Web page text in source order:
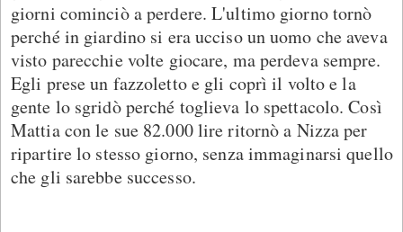
giorni cominciò a perdere. L'ultimo giorno tornò
perché in giardino si era ucciso un uomo che aveva
visto parecchie volte giocare, ma perdeva sempre.
Egli prese un fazzoletto e gli coprì il volto e la
gente lo sgridò perché toglieva lo spettacolo. Così
Mattia con le sue 82.000 lire ritornò a Nizza per
ripartire lo stesso giorno, senza immaginarsi quello
che gli sarebbe successo.